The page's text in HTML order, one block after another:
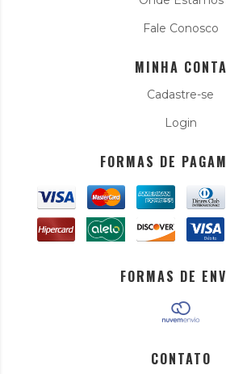
Fale Conosco
MINHA CONTA
Cadastre-se
Login
FORMAS DE
FORMAS DE
CONTATO